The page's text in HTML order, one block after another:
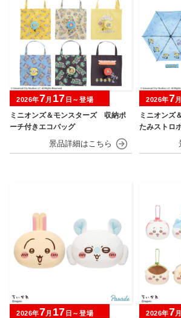
ミニオンズ＆モンスターズ 収納ポ
ーチ付きエコバッグ
2026年7月 17 日～登場
ミニオンズ
たみストロ
2026年7月
2026年7月 17 日～登場 2026年7月